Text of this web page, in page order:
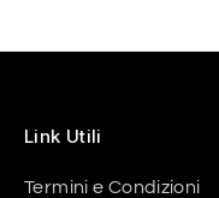
Link Utili
Termini e Condizioni